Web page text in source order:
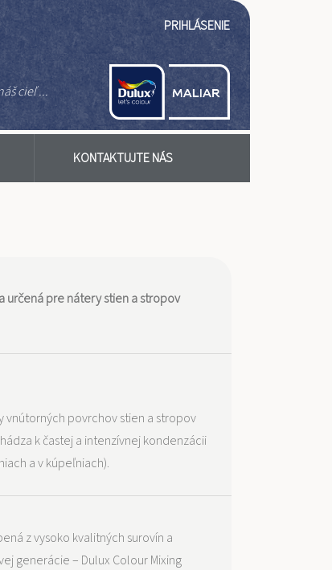
Používateľské
PRIHLÁSENIE
cieľ ...
KONTAKTUJTE NÁS
určená pre nátery stien a stropov
vnútorných povrchov stien a stropov
k častej a intenzívnej kondenzácii
a v kúpeľniach).
z vysoko kvalitných surovín a
generácie – Dulux Colour Mixing